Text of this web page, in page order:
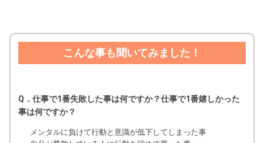
こんな事も聞いてみました！
Q．仕事で1番失敗した事は何ですか？仕事で1番嬉しかった
事は何ですか？
メンタルに負けて行動と意識が低下してしまった事